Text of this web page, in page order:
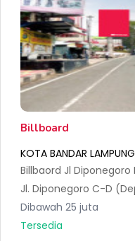
Billboard
KOTA BANDAR LAMPUNG
Dibawah 25 juta
Tersedia